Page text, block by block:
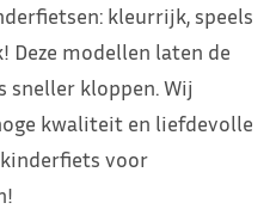
kleurrijk, speels
modellen laten de
sneller kloppen. Wij
kwaliteit en liefdevolle
voor